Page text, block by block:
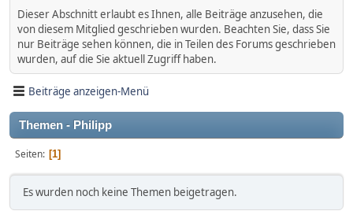
Dieser Abschnitt erlaubt es Ihnen, alle Beiträge anzusehen, die
von diesem Mitglied geschrieben wurden. Beachten Sie, dass Sie
nur Beiträge sehen können, die in Teilen des Forums geschrieben
wurden, auf die Sie aktuell Zugriff haben.
Beiträge anzeigen-Menü
Themen - Philipp
Seiten 1
Es wurden noch keine Themen beigetragen.